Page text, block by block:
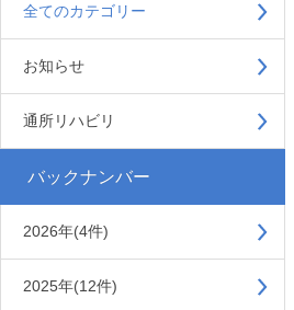
全てのカテゴリー
お知らせ
通所リハビリ
バックナンバー
2026年(4件)
2025年(12件)